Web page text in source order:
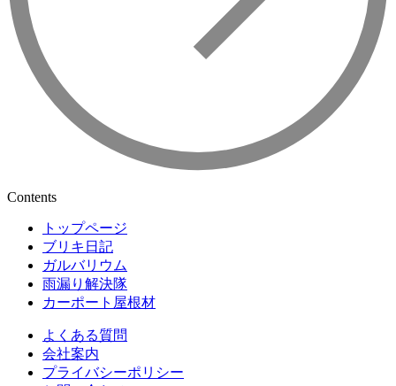
Contents
トップページ
ブリキ日記
ガルバリウム
雨漏り解決隊
カーポート屋根材
よくある質問
会社案内
プライバシーポリシー